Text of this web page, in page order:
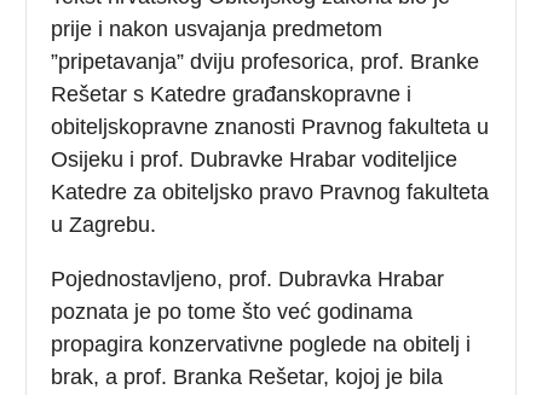
prije i nakon usvajanja predmetom
”pripetavanja” dviju profesorica, prof. Branke
Rešetar s Katedre građanskopravne i
obiteljskopravne znanosti Pravnog fakulteta u
Osijeku i prof. Dubravke Hrabar voditeljice
Katedre za obiteljsko pravo Pravnog fakulteta
u Zagrebu.
Pojednostavljeno, prof. Dubravka Hrabar
poznata je po tome što već godinama
propagira konzervativne poglede na obitelj i
brak, a prof. Branka Rešetar, kojoj je bila